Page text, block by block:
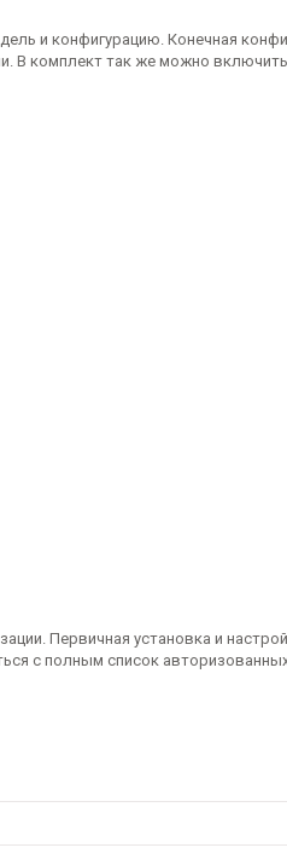
и конфигурацию. Конечная
В комплект так же можно включить
Первичная установка и
с полным список